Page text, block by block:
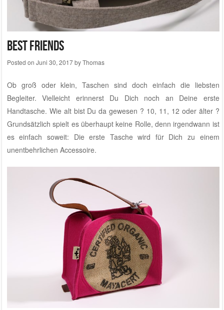
Best Friends
Posted on Juni 30, 2017byThomas
Ob groß oder klein, Taschen sind doch einfach die liebsten
Begleiter. Vielleicht erinnerst Du Dich noch an Deine erste
Handtasche. Wie alt bist Du da gewesen ? 10, 11, 12 oder älter ?
Grundsätzlich spielt es überhaupt keine Rolle, denn irgendwann ist
es einfach soweit: Die erste Tasche wird für Dich zu einem
unentbehrlichen Accessoire.